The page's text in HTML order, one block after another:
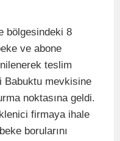
bölgesindeki 8
ve abone
teslim
Babuktu mevkisine
noktasına geldi.
firmaya ihale
borularını